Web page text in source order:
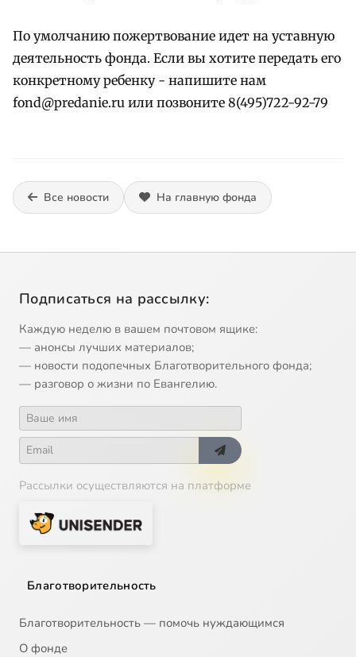
По умолчанию пожертвование идет на уставную
деятельность фонда. Если вы хотите передать его
конкретному ребенку - напишите нам
fond@predanie.ru или позвоните 8(495)722-92-79
Все новости На главную фонда
Подписаться на рассылку:
Каждую неделю в вашем почтовом ящике:
— анонсы лучших материалов;
— новости подопечных Благотворительного фонда;
— разговор о жизни по Евангелию.
Рассылки осуществляются на платформе
Благотворительность
Благотворительность — помочь нуждающимся
О фонде